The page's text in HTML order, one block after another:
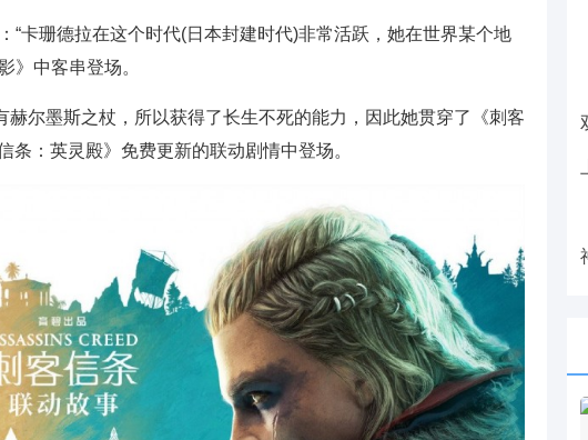
“卡珊德拉在这个时代(日本封建时代)非常活跃，她在世界某个地
》中客串登场。
赫尔墨斯之杖，所以获得了长生不死的能力，因此她贯穿了《刺客
：英灵殿》免费更新的联动剧情中登场。